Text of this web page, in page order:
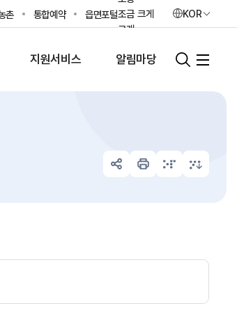
촌 통합예약 읍면포털조금 크게
크게
초기화
KOR
지원서비스 알림마당